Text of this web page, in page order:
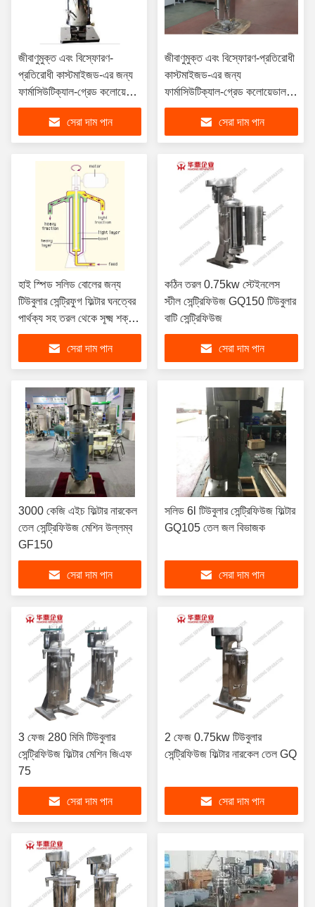
জীবাণুমুক্ত এবং বিস্ফোরণ-
প্রতিরোধী কাস্টমাইজড-এর জন্য
ফার্মাসিউটিক্যাল-গ্রেড কলোয়েডাল
সেপারেশন টিউবুলার সেন্ট্রিফিউজ
সেরা দাম পান
জীবাণুমুক্ত এবং বিস্ফোরণ-প্রতিরোধী
কাস্টমাইজড-এর জন্য
ফার্মাসিউটিক্যাল-গ্রেড কলোয়েডাল
সেপারেশন টিউবুলার সেন্ট্রিফিউজ
সেরা দাম পান
হাই স্পিড সলিড বোলের জন্য
টিউবুলার সেন্ট্রিফুগ ফিল্টার ঘনত্বের
পার্থক্য সহ তরল থেকে সূক্ষ্ম শক্ত
কণা পৃথককরণ
সেরা দাম পান
কঠিন তরল 0.75kw স্টেইনলেস
স্টীল সেন্ট্রিফিউজ GQ150 টিউবুলার
বাটি সেন্ট্রিফিউজ
সেরা দাম পান
3000 কেজি এইচ ফিল্টার নারকেল
তেল সেন্ট্রিফিউজ মেশিন উল্লম্ব
GF150
সেরা দাম পান
সলিড 6l টিউবুলার সেন্ট্রিফিউজ ফিল্টার
GQ105 তেল জল বিভাজক
সেরা দাম পান
3 ফেজ 280 মিমি টিউবুলার
সেন্ট্রিফিউজ ফিল্টার মেশিন জিএফ
75
সেরা দাম পান
2 ফেজ 0.75kw টিউবুলার
সেন্ট্রিফিউজ ফিল্টার নারকেল তেল GQ
সেরা দাম পান